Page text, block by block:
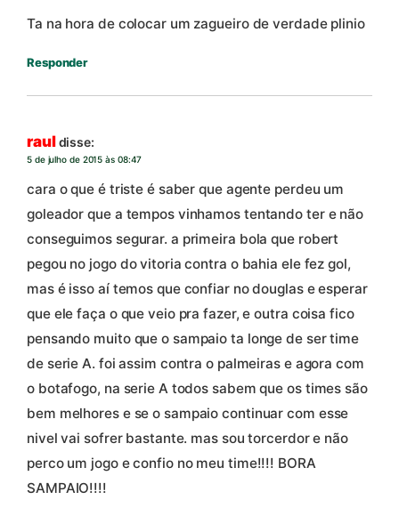
Ta na hora de colocar um zagueiro de verdade plinio
Responder
rauldisse:
5 de julho de 2015 às 08:47
cara o que é triste é saber que agente perdeu um
goleador que a tempos vinhamos tentando ter e não
conseguimos segurar. a primeira bola que robert
pegou no jogo do vitoria contra o bahia ele fez gol,
mas é isso aí temos que confiar no douglas e esperar
que ele faça o que veio pra fazer, e outra coisa fico
pensando muito que o sampaio ta longe de ser time
de serie A. foi assim contra o palmeiras e agora com
o botafogo, na serie A todos sabem que os times são
bem melhores e se o sampaio continuar com esse
nivel vai sofrer bastante. mas sou torcerdor e não
perco um jogo e confio no meu time!!!! BORA
SAMPAIO!!!!